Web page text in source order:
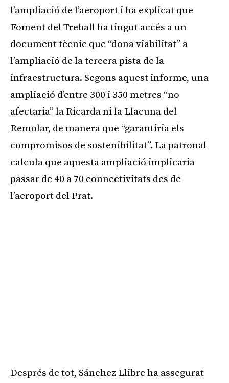
l’ampliació de l’aeroport i ha explicat que
Foment del Treball ha tingut accés a un
document tècnic que “dona viabilitat” a
l’ampliació de la tercera pista de la
infraestructura. Segons aquest informe, una
ampliació d’entre 300 i 350 metres “no
afectaria” la Ricarda ni la Llacuna del
Remolar, de manera que “garantiria els
compromisos de sostenibilitat”. La patronal
calcula que aquesta ampliació implicaria
passar de 40 a 70 connectivitats des de
l’aeroport del Prat.
Després de tot, Sánchez Llibre ha assegurat